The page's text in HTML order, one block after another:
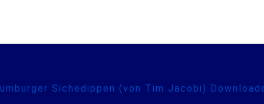
Sichedippen (von Tim Jacobi)